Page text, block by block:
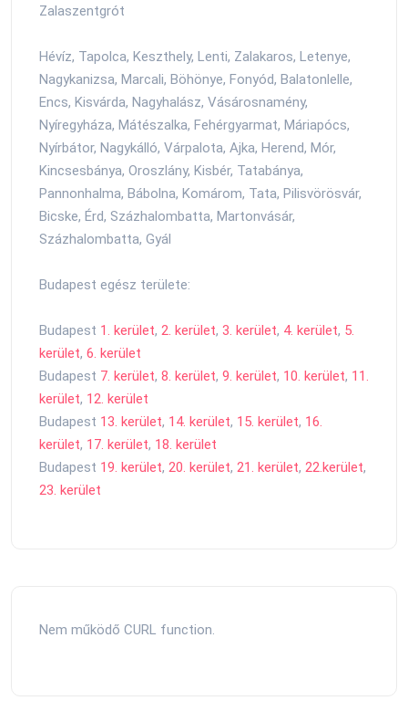
Zalaszentgrót
Hévíz, Tapolca, Keszthely, Lenti, Zalakaros, Letenye,
Nagykanizsa, Marcali, Böhönye, Fonyód, Balatonlelle,
Encs, Kisvárda, Nagyhalász, Vásárosnamény,
Nyíregyháza, Mátészalka, Fehérgyarmat, Máriapócs,
Nyírbátor, Nagykálló, Várpalota, Ajka, Herend, Mór,
Kincsesbánya, Oroszlány, Kisbér, Tatabánya,
Pannonhalma, Bábolna, Komárom, Tata, Pilisvörösvár,
Bicske, Érd, Százhalombatta, Martonvásár,
Százhalombatta, Gyál
Budapest egész területe:
Budapest 1. kerület, 2. kerület, 3. kerület, 4. kerület, 5.
kerület, 6. kerület
Budapest 7. kerület, 8. kerület, 9. kerület, 10. kerület, 11.
kerület, 12. kerület
Budapest 13. kerület, 14. kerület, 15. kerület, 16.
kerület, 17. kerület, 18. kerület
Budapest 19. kerület, 20. kerület, 21. kerület, 22.kerület,
23. kerület
Nem működő CURL function.